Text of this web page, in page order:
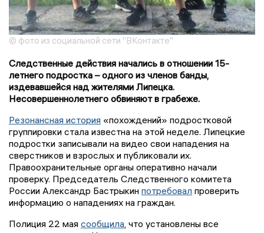
© фото из социальной сети "ВКонтакте"
Следственные действия начались в отношении 15-
летнего подростка – одного из членов банды,
издевавшейся над жителями Липецка.
Несовершеннолетнего обвиняют в грабеже.
Резонансная история «похождений» подростковой
группировки стала известна на этой неделе. Липецкие
подростки записывали на видео свои нападения на
сверстников и взрослых и публиковали их.
Правоохранительные органы оперативно начали
проверку. Председатель Следственного комитета
России Александр Бастрыкин потребовал проверить
информацию о нападениях на граждан.
Полиция 22 мая сообщила , что установлены все